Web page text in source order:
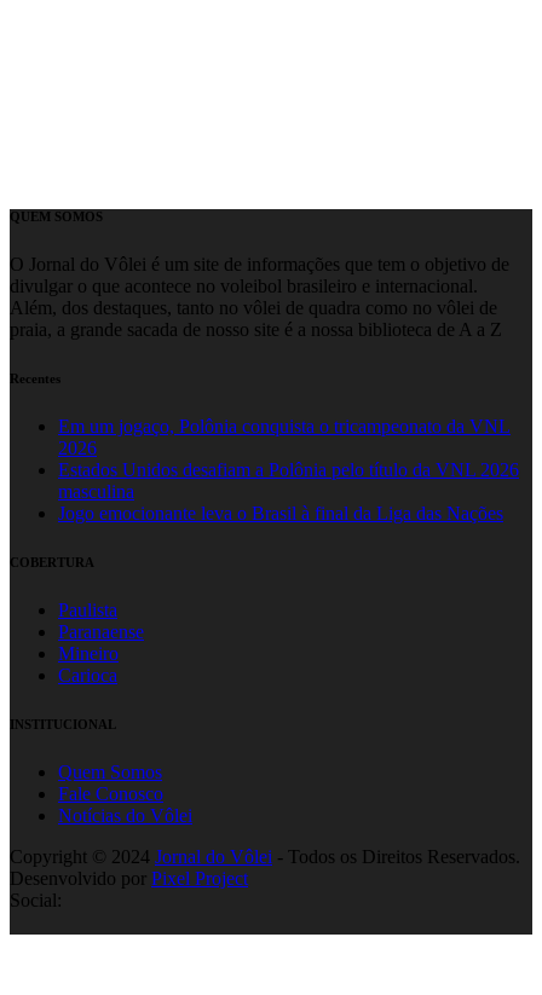
QUEM SOMOS
O Jornal do Vôlei é um site de informações que tem o objetivo de
divulgar o que acontece no voleibol brasileiro e internacional.
Além, dos destaques, tanto no vôlei de quadra como no vôlei de
praia, a grande sacada de nosso site é a nossa biblioteca de A a Z
Recentes
Em um jogaço, Polônia conquista o tricampeonato da VNL
2026
Estados Unidos desafiam a Polônia pelo título da VNL 2026
masculina
Jogo emocionante leva o Brasil à final da Liga das Nações
COBERTURA
Paulista
Paranaense
Mineiro
Carioca
INSTITUCIONAL
Quem Somos
Fale Conosco
Notícias do Vôlei
Copyright © 2024 Jornal do Vôlei - Todos os Direitos Reservados.
Desenvolvido por Pixel Project
Social: